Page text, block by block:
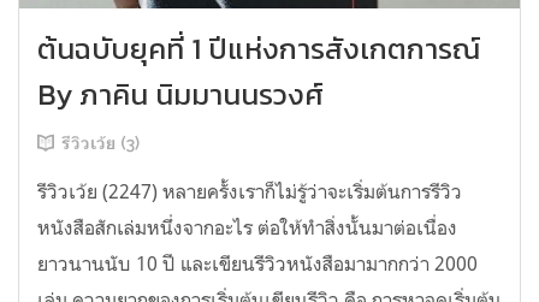
ต้นฉบับยุคที่ 1 ปีแห่งการสังเกตการณ์
By ภาคิน นิมมานนรวงศ์
รีวิวเว้ย (3)
รีวิวเว้ย (2247) หลายครั้งเราก็ไม่รู้ว่าจะเริ่มต้นการรีวิว
หนังสือสักเล่มหนึ่งจากอะไร ต่อให้ทำสิ่งนั้นมาต่อเนื่อง
ยาวนานนับ 10 ปี และเขียนรีวิวหนังสือมามากกว่า 2000